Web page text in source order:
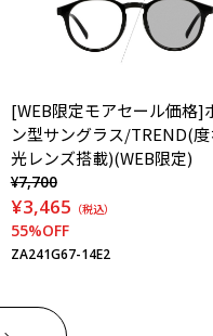
[WEB限定モアセール価格]
ン型サングラス/TREND(
光レンズ搭載)(WEB限定)
¥7,700
¥3,465 （税込）
55%OFF
ZA241G67-14E2